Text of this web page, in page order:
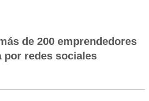
de 200 emprendedores
por redes sociales